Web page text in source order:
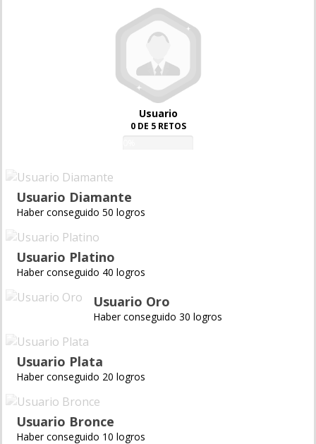
Usuario
0 DE 5 RETOS
Usuario Diamante
Haber conseguido 50 logros
Usuario Platino
Haber conseguido 40 logros
Usuario Oro
Haber conseguido 30 logros
Usuario Plata
Haber conseguido 20 logros
Usuario Bronce
Haber conseguido 10 logros